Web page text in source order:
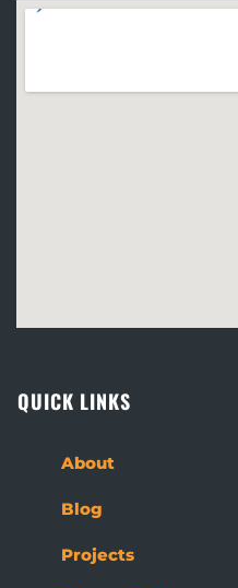
QUICK LINKS
About
Blog
Projects